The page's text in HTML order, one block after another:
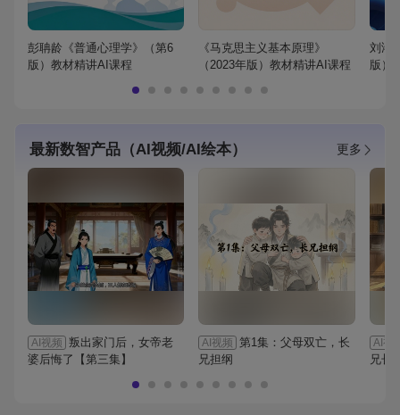
彭聃龄《普通心理学》（第6
版）教材精讲AI课程
《马克思主义基本原理》
（2023年版）教材精讲AI课程
刘鸿
版）
最新数智产品（AI视频/AI绘本） 更多
AI视频 叛出家门后，女帝老
婆后悔了【第三集】
AI视频
第1集：父母双亡，长
兄担纲
AI视
兄长